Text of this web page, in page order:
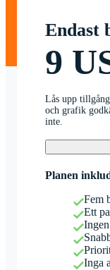
Endast
9
Lås upp
och grafik
inte.
Planen
Fem
Ett
Inga